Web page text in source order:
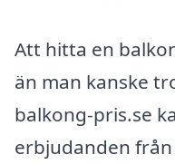
Att hitta en
än man kanske
balkong-pris.se
erbjudanden